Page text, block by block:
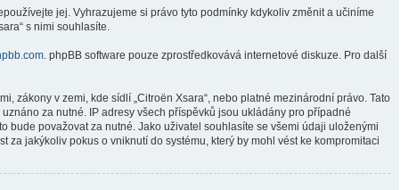
jej. Vyhrazujeme si právo tyto podmínky kdykoliv změnit a učiníme
s nimi souhlasíte.
. phpBB software pouze zprostředkovává internetové diskuze. Pro další
zákony v zemi, kde sídlí „Citroën Xsara“, nebo platné mezinárodní právo. Tato
za nutné. IP adresy všech příspěvků jsou ukládány pro případné
bude považovat za nutné. Jako uživatel souhlasíte se všemi údaji uloženými
za jakýkoliv pokus o vniknutí do systému, který by mohl vést ke kompromitaci